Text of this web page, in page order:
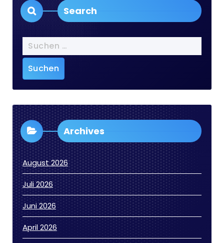
Search
Suchen
nach:
Archives
August 2026
Juli 2026
Juni 2026
April 2026